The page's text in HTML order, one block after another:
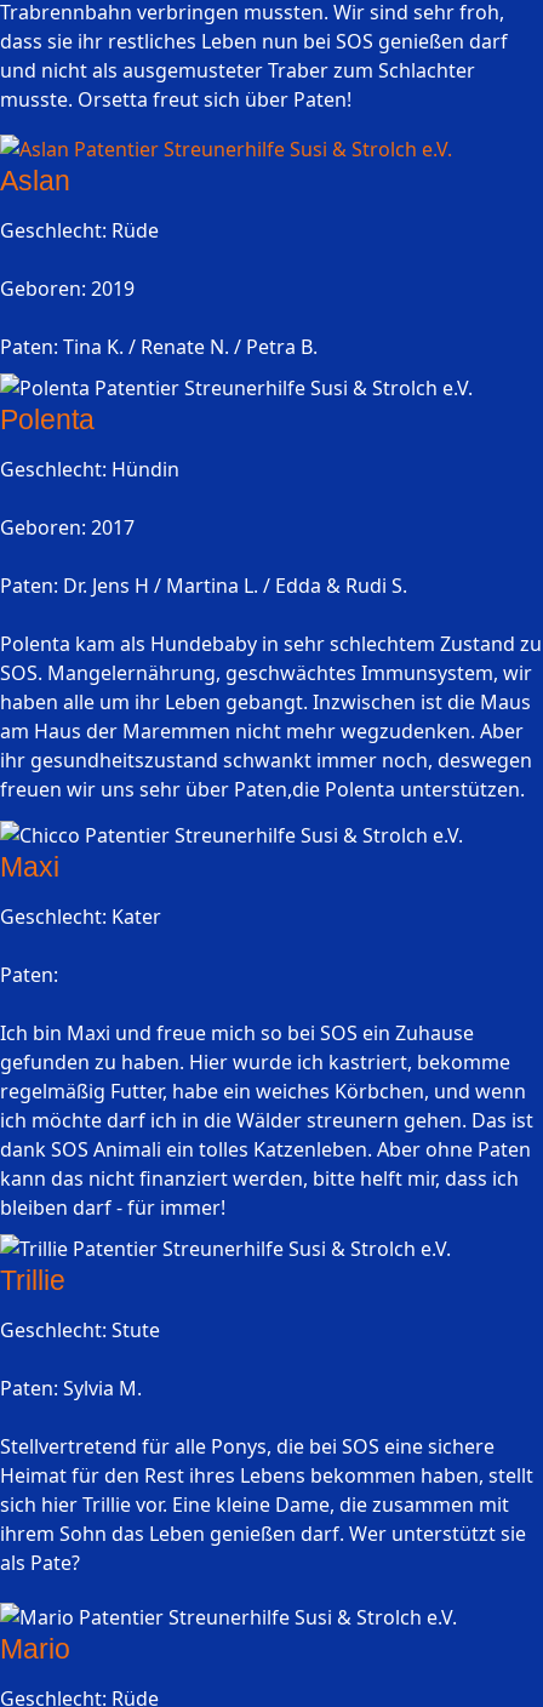
Trabrennbahn verbringen mussten. Wir sind sehr froh,
dass sie ihr restliches Leben nun bei SOS genießen darf
und nicht als ausgemusteter Traber zum Schlachter
musste. Orsetta freut sich über Paten!
Aslan
Geschlecht: Rüde
Geboren: 2019
Paten: Tina K. / Renate N. / Petra B.
Polenta
Geschlecht: Hündin
Geboren: 2017
Paten: Dr. Jens H / Martina L. / Edda & Rudi S.
Polenta kam als Hundebaby in sehr schlechtem Zustand zu
SOS. Mangelernährung, geschwächtes Immunsystem, wir
haben alle um ihr Leben gebangt. Inzwischen ist die Maus
am Haus der Maremmen nicht mehr wegzudenken. Aber
ihr gesundheitszustand schwankt immer noch, deswegen
freuen wir uns sehr über Paten,die Polenta unterstützen.
Maxi
Geschlecht: Kater
Paten:
Ich bin Maxi und freue mich so bei SOS ein Zuhause
gefunden zu haben. Hier wurde ich kastriert, bekomme
regelmäßig Futter, habe ein weiches Körbchen, und wenn
ich möchte darf ich in die Wälder streunern gehen. Das ist
dank SOS Animali ein tolles Katzenleben. Aber ohne Paten
kann das nicht finanziert werden, bitte helft mir, dass ich
bleiben darf - für immer!
Trillie
Geschlecht: Stute
Paten: Sylvia M.
Stellvertretend für alle Ponys, die bei SOS eine sichere
Heimat für den Rest ihres Lebens bekommen haben, stellt
sich hier Trillie vor. Eine kleine Dame, die zusammen mit
ihrem Sohn das Leben genießen darf. Wer unterstützt sie
als Pate?
Mario
Geschlecht: Rüde